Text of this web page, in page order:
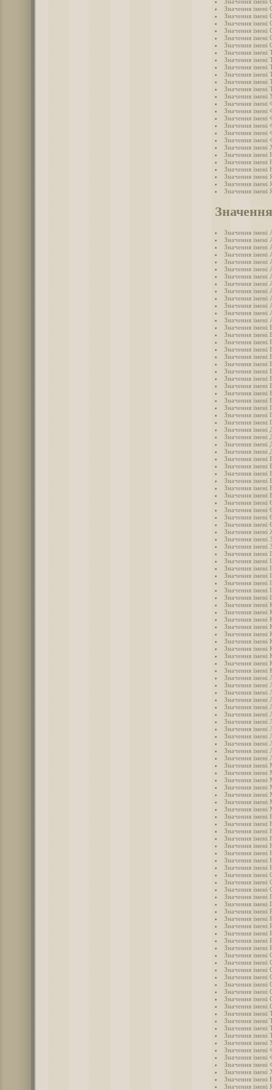
Значення імені
Значення імені
Значення імені
Значення імені
Значення імені
Значення імені
Значення імені
Значення імені
Значення імені
Значення імені
Значення імені
Значення імені
Значення імені
Значення імені
Значення імені
Значення імені
Значення імені
Значення імені
Значення імені
Значення імені
Значення імені
Значення імені
Значення імені
Значення
Значення імені
Значення імені
Значення імені
Значення імені
Значення імені
Значення імені
Значення імені
Значення імені
Значення імені
Значення імені
Значення імені
Значення імені
Значення імені
Значення імені
Значення імені
Значення імені
Значення імені
Значення імені
Значення імені
Значення імені
Значення імені
Значення імені
Значення імені
Значення імені
Значення імені
Значення імені
Значення імені
Значення імені
Значення імені
Значення імені
Значення імені
Значення імені
Значення імені
Значення імені
Значення імені
Значення імені
Значення імені
Значення імені
Значення імені
Значення імені
Значення імені
Значення імені
Значення імені
Значення імені
Значення імені
Значення імені
Значення імені
Значення імені
Значення імені
Значення імені
Значення імені
Значення імені
Значення імені
Значення імені
Значення імені
Значення імені
Значення імені
Значення імені
Значення імені
Значення імені
Значення імені
Значення імені
Значення імені
Значення імені
Значення імені
Значення імені
Значення імені
Значення імені
Значення імені
Значення імені
Значення імені
Значення імені
Значення імені
Значення імені
Значення імені
Значення імені
Значення імені
Значення імені
Значення імені
Значення імені
Значення імені
Значення імені
Значення імені
Значення імені
Значення імені
Значення імені
Значення імені
Значення імені
Значення імені
Значення імені
Значення імені
Значення імені
Значення імені
Значення імені
Значення імені
Значення імені
Значення імені
Значення імені
Значення імені
Значення імені
Значення імені
Значення імені
Значення імені
Значення імені
Значення імені
Значення імені
Значення імені
Значення імені
Значення імені
Значення імені
Значення імені
Значення імені
Значення імені
Значення імені
Значення імені
Значення імені
Значення імені
Значення імені
Значення імені
Значення імені
Значення імені